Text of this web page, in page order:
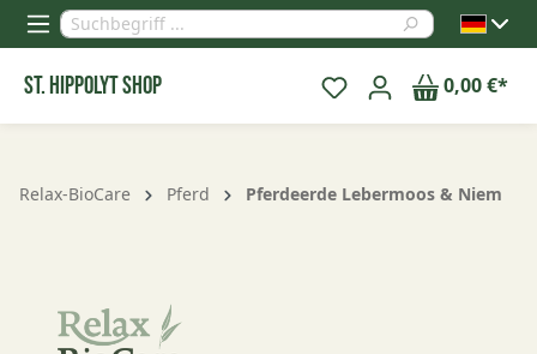
springen
St. Hippolyt Shop 0,00 €*
Relax-BioCare Pferd Pferdeerde Lebermoos & Niem